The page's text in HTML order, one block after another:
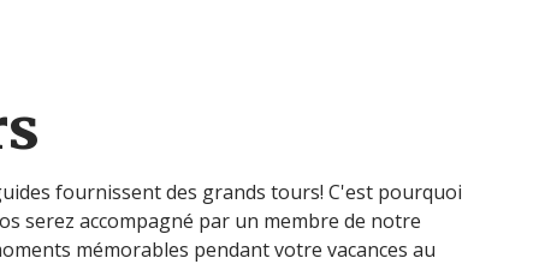
fournissent des grands tours! C'est pourquoi
serez accompagné par un membre de notre
mémorables pendant votre vacances au